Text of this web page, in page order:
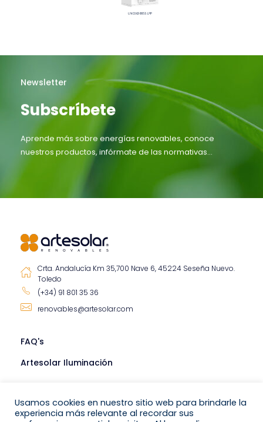
Newsletter
Subscríbete
Aprende más sobre energías renovables, conoce
nuestros productos, infórmate de las normativas...
Crta. Andalucía Km 35,700 Nave 6, 45224 Seseña Nuevo.
Toledo
(+34) 91 801 35 36
renovables@artesolar.com
FAQ's
Artesolar Iluminación
Usamos cookies en nuestro sitio web para brindarle la
experiencia más relevante al recordar sus